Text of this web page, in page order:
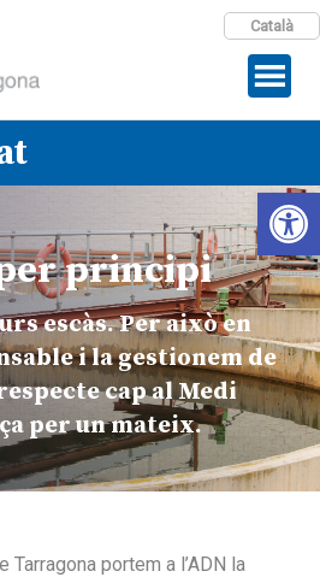
Català
principi
escàs. Per això en
i la gestionem de
cap al Medi
per un mateix.
Tarragona portem a l’ADN la